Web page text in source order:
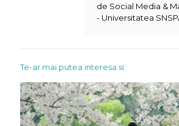
de Social Media &
- Universitatea
Te-ar mai putea interesa si: